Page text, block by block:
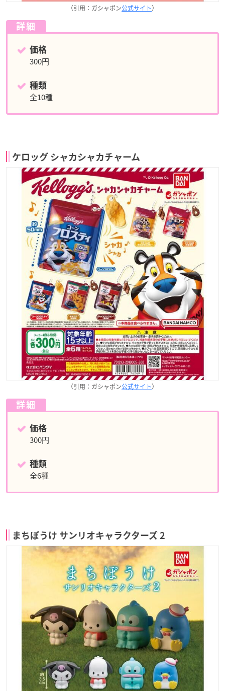
（引用：ガシャポン公式サイト）
詳細
価格
300円
種類
全10種
ケロッグ シャカシャカチャーム
（引用：ガシャポン公式サイト）
詳細
価格
300円
種類
全6種
まちぼうけ サンリオキャラクターズ 2